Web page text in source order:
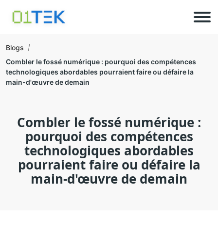
Blogs
Combler le fossé numérique : pourquoi des compétences
technologiques abordables pourraient faire ou défaire la
main-d'œuvre de demain
Combler le fossé numérique :
pourquoi des compétences
technologiques abordables
pourraient faire ou défaire la
main-d'œuvre de demain